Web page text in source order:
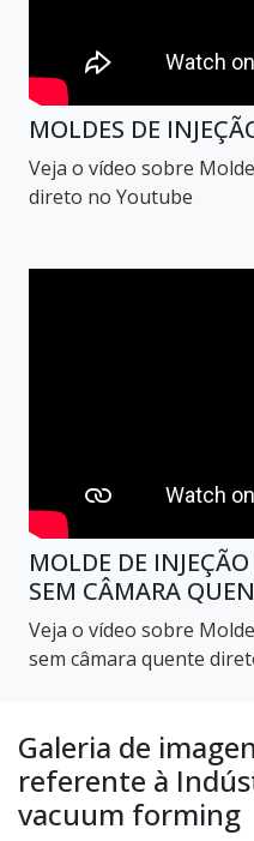
MOLDES DE
Veja o vídeo sobre
direto no Youtube
MOLDE DE
SEM CÂMARA
Veja o vídeo sobre
sem câmara quente
Galeria de
referente à
vacuum forming